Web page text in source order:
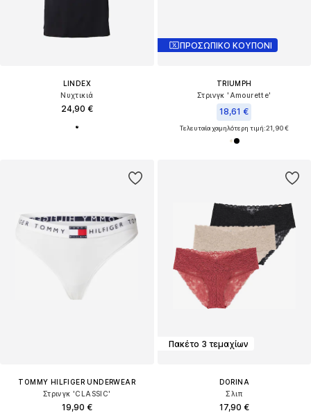
LINDEX
Νυχτικιά
24,90 €
ΠΡΟΣΩΠΙΚΟ ΚΟΥΠΟΝΙ
TRIUMPH
Στρινγκ 'Amourette'
18,61 €
Τελευταία χαμηλότερη τιμή:21,90 €
TOMMY HILFIGER UNDERWEAR
Στρινγκ 'CLASSIC'
19,90 €
Πακέτο 3 τεμαχίων
DORINA
Σλιπ
17,90 €